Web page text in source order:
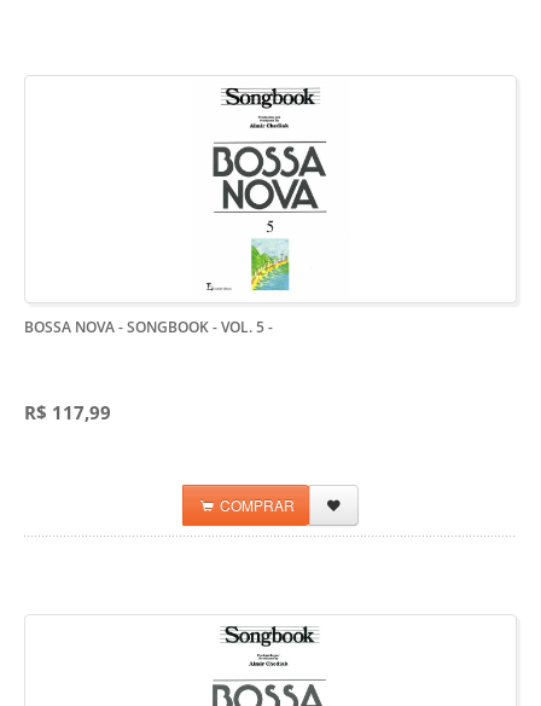
BOSSA NOVA - SONGBOOK - VOL. 5-
R$ 117,99
COMPRAR